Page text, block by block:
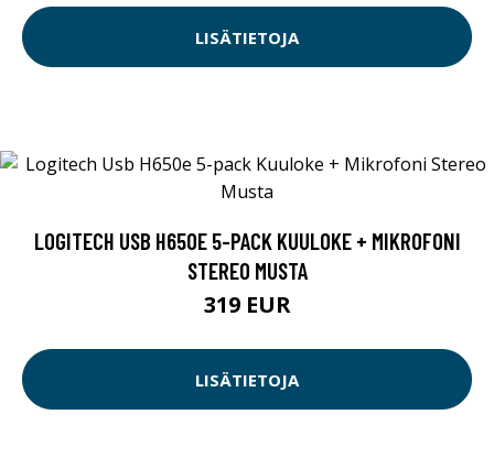
LISÄTIETOJA
LOGITECH USB H650E 5-PACK KUULOKE + MIKROFONI
STEREO MUSTA
319 EUR
LISÄTIETOJA